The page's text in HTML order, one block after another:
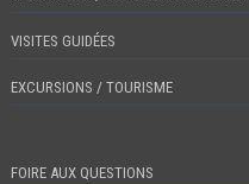
VISITES GUIDÉES
EXCURSIONS / TOURISME
FOIRE AUX QUESTIONS